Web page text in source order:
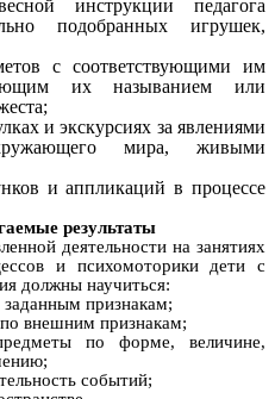
инструкции педагога
подобранных игрушек,
с соответствующими им
их называнием или
и экскурсиях за явлениями
мира, живыми
и аппликаций в процессе
результаты
деятельности на занятиях
и психомоторики дети с
должны научиться:
признакам;
внешним признакам;
по форме, величине,
событий;